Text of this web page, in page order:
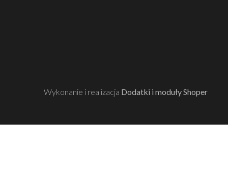
Wykonanie i realizacja Dodatki i moduły Shoper